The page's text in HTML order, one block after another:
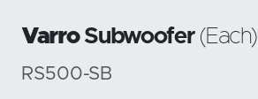
VarroSubwoofer (Each)
RS500-SB